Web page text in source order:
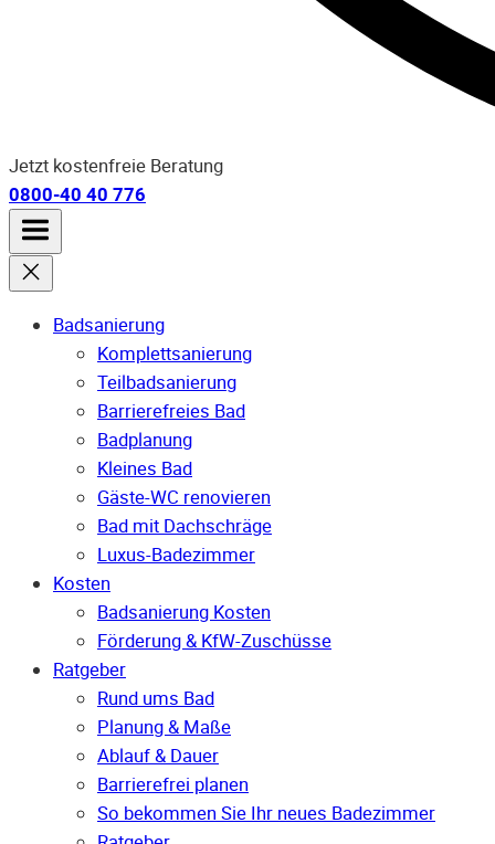
Jetzt kostenfreie Beratung
0800-40 40 776
Badsanierung
Komplettsanierung
Teilbadsanierung
Barrierefreies Bad
Badplanung
Kleines Bad
Gäste-WC renovieren
Bad mit Dachschräge
Luxus-Badezimmer
Kosten
Badsanierung Kosten
Förderung & KfW-Zuschüsse
Ratgeber
Rund ums Bad
Planung & Maße
Ablauf & Dauer
Barrierefrei planen
So bekommen Sie Ihr neues Badezimmer